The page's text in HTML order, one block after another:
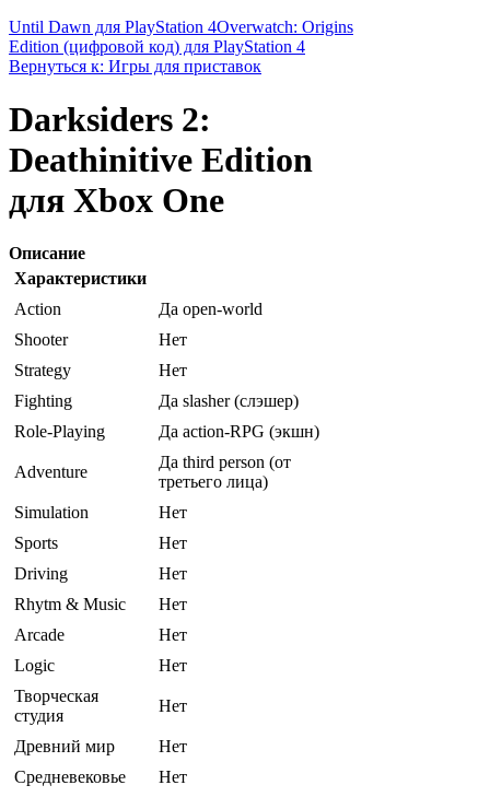
Until Dawn для PlayStation 4Overwatch: Origins
Edition (цифровой код) для PlayStation 4
Вернуться к: Игры для приставок
Darksiders 2:
Deathinitive Edition
для Xbox One
Описание
Характеристики
Action
Да open-world
Shooter
Нет
Strategy
Нет
Fighting
Да slasher (слэшер)
Role-Playing
Да action-RPG (экшн)
Adventure
Да third person (от
третьего лица)
Simulation
Нет
Sports
Нет
Driving
Нет
Rhytm & Music
Нет
Arcade
Нет
Logic
Нет
Творческая
студия
Нет
Древний мир
Нет
Средневековье
Нет